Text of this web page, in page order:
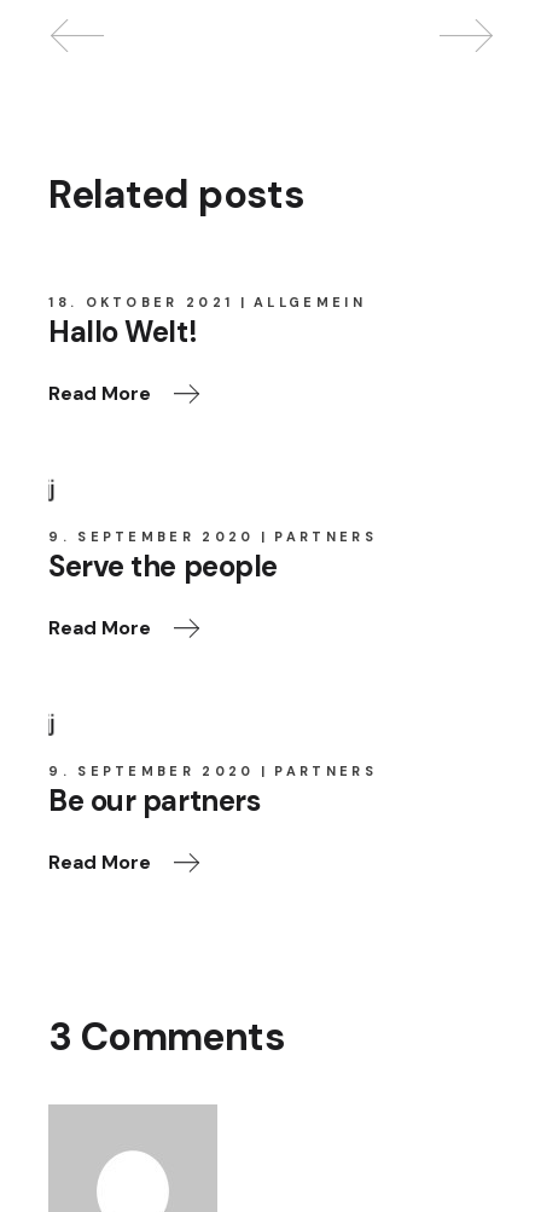
Related posts
18. OKTOBER 2021 ALLGEMEIN
Hallo Welt!
Read More
9. SEPTEMBER 2020 PARTNERS
Serve the people
Read More
9. SEPTEMBER 2020 PARTNERS
Be our partners
Read More
3 Comments